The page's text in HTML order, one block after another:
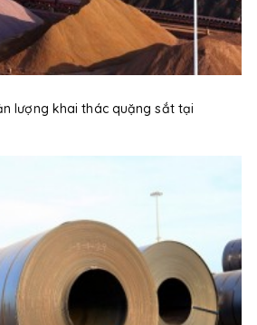
lượng khai thác quặng sắt tại